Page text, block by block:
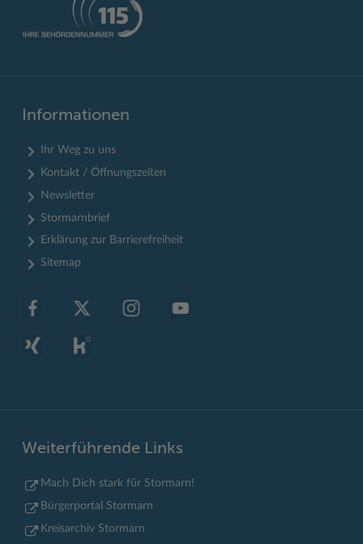
Informationen
Ihr Weg zu uns
Kontakt / Öffnungszeiten
Newsletter
Stormarnbrief
Erklärung zur Barrierefreiheit
Sitemap
Weiterführende Links
Mach Dich stark für Stormarn!
Bürgerportal Stormarn
Kreisarchiv Stormarn